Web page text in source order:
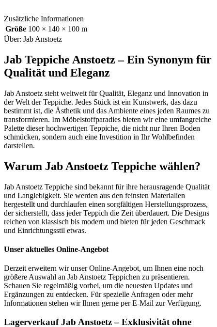
Zusätzliche Informationen
Größe 100 × 140 × 100 m
Über: Jab Anstoetz
Jab Teppiche Anstoetz – Ein Synonym für
Qualität und Eleganz
Jab Anstoetz steht weltweit für Qualität, Eleganz und Innovation in
der Welt der Teppiche. Jedes Stück ist ein Kunstwerk, das dazu
bestimmt ist, die Ästhetik und das Ambiente eines jeden Raumes zu
transformieren. Im Möbelstoffparadies bieten wir eine umfangreiche
Palette dieser hochwertigen Teppiche, die nicht nur Ihren Boden
schmücken, sondern auch eine Investition in Ihr Wohlbefinden
darstellen.
Warum Jab Anstoetz Teppiche wählen?
Jab Anstoetz Teppiche sind bekannt für ihre herausragende Qualität
und Langlebigkeit. Sie werden aus den feinsten Materialien
hergestellt und durchlaufen einen sorgfältigen Herstellungsprozess,
der sicherstellt, dass jeder Teppich die Zeit überdauert. Die Designs
reichen von klassisch bis modern und bieten für jeden Geschmack
und Einrichtungsstil etwas.
Unser aktuelles Online-Angebot
Derzeit erweitern wir unser Online-Angebot, um Ihnen eine noch
größere Auswahl an Jab Anstoetz Teppichen zu präsentieren.
Schauen Sie regelmäßig vorbei, um die neuesten Updates und
Ergänzungen zu entdecken. Für spezielle Anfragen oder mehr
Informationen stehen wir Ihnen gerne per E-Mail zur Verfügung.
Lagerverkauf Jab Anstoetz – Exklusivität ohne